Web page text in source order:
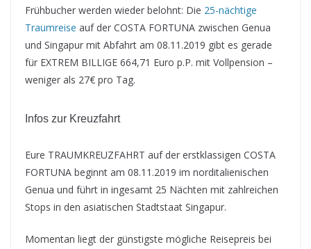
Frühbucher werden wieder belohnt: Die 25-nächtige
Traumreise auf der COSTA FORTUNA zwischen Genua
und Singapur mit Abfahrt am 08.11.2019 gibt es gerade
für EXTREM BILLIGE 664,71 Euro p.P. mit Vollpension –
weniger als 27€ pro Tag.
Infos zur Kreuzfahrt
Eure TRAUMKREUZFAHRT auf der erstklassigen COSTA
FORTUNA beginnt am 08.11.2019 im norditalienischen
Genua und führt in ingesamt 25 Nächten mit zahlreichen
Stops in den asiatischen Stadtstaat Singapur.
Momentan liegt der günstigste mögliche Reisepreis bei